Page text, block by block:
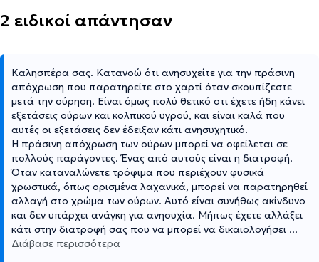
2 ειδικοί απάντησαν
Καλησπέρα σας. Κατανοώ ότι ανησυχείτε για την πράσινη
απόχρωση που παρατηρείτε στο χαρτί όταν σκουπίζεστε
μετά την ούρηση. Είναι όμως πολύ θετικό οτι έχετε ήδη κάνει
εξετάσεις ούρων και κολπικού υγρού, και είναι καλά που
αυτές οι εξετάσεις δεν έδειξαν κάτι ανησυχητικό.
Η πράσινη απόχρωση των ούρων μπορεί να οφείλεται σε
πολλούς παράγοντες. Ένας από αυτούς είναι η διατροφή.
Όταν καταναλώνετε τρόφιμα που περιέχουν φυσικά
χρωστικά, όπως ορισμένα λαχανικά, μπορεί να παρατηρηθεί
αλλαγή στο χρώμα των ούρων. Αυτό είναι συνήθως ακίνδυνο
και δεν υπάρχει ανάγκη για ανησυχία. Μήπως έχετε αλλάξει
κάτι στην διατροφή σας που να μπορεί να δικαιολογήσει ...
Διάβασε περισσότερα